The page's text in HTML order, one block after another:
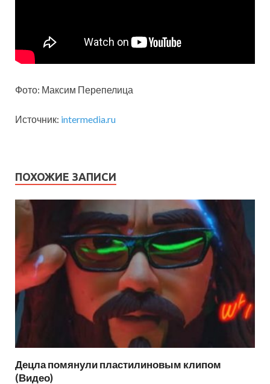
Фото: Максим Перепелица
Источник: intermedia.ru
ПОХОЖИЕ ЗАПИСИ
Децла помянули пластилиновым клипом
(Видео)